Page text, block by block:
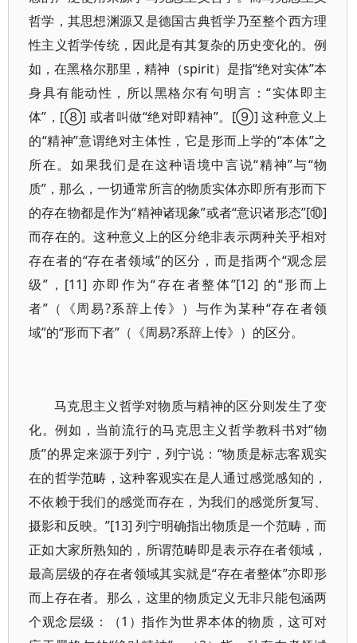
哲学，其思想渊源又是德国古典哲学乃至整个西方理
性主义哲学传统，因此是有其复杂的历史变化的。例
如，在黑格尔那里，精神（spirit）是指“绝对实体”本
身具有能动性，所以黑格尔有句明言：“实体即主
体”，[⑧] 或者叫做“绝对即精神”。[⑨] 这种意义上
的“精神”意谓绝对主体性，它是形而上学的“本体”之
所在。如果我们是在这种语境中言说“精神”与“物
质”，那么，一切通常所言的物质实体亦即所有形而下
的存在物都是作为“精神诸现象”或者“意识诸形态”[⑩]
而存在的。这种意义上的区分绝非表示两种关乎相对
存在者的“存在者领域”的区分，而是指两个“观念层
级”，[11] 亦即作为“存在者整体”[12] 的“形而上
者”（《周易?系辞上传》）与作为某种“存在者领
域”的“形而下者”（《周易?系辞上传》）的区分。
马克思主义哲学对物质与精神的区分则发生了变
化。例如，当前流行的马克思主义哲学教科书对“物
质”的界定来源于列宁，列宁说：“物质是标志客观实
在的哲学范畴，这种客观实在是人通过感觉感知的，
不依赖于我们的感觉而存在，为我们的感觉所复写、
摄影和反映。”[13] 列宁明确指出物质是一个范畴，而
正如大家所熟知的，所谓范畴即是表示存在者领域，
最高层级的存在者领域其实就是“存在者整体”亦即形
而上存在者。那么，这里的物质定义无非只能包涵两
个观念层级：（1）指作为世界本体的物质，这可对